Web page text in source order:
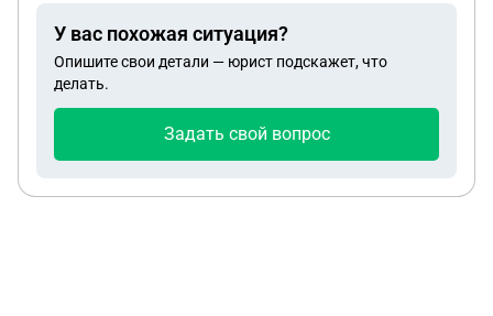
котором лежат деньги до момента, как
покупателю потребуется сделать возврат. Этот
счёт можно пополнить двумя способами: с
личной карты путём оплаты на их сайте по сбп. 21
карты на 60 000, тк это самый быстрый способ и
У вас похожая ситуация?
Опишите свои детали — юрист подскажет, что
делать.
Задать свой вопрос